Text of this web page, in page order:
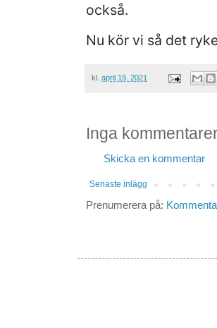
också.
Nu kör vi så det
kl. april 19, 2021
Inga
Skicka en kommentar
Senaste inlägg
Prenumerera på: